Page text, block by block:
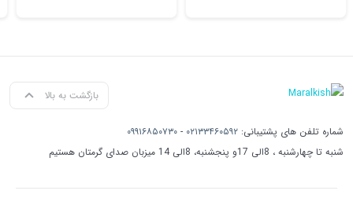
بازگشت به بالا
شماره تلفن های پشتیبانی: ۰۲۱۳۳۴۶۰۵۹۲ - ۰۹۹۱۶۸۵۰۷۳۰
شنبه تا چهارشنبه ، 8الی 17و پنجشنبه، 8الی 14 میزبان صدای گرمتان هستیم